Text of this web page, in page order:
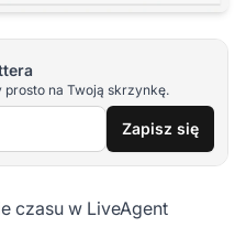
na Twoją skrzynkę.
Zapisz się
czasu w LiveAgent